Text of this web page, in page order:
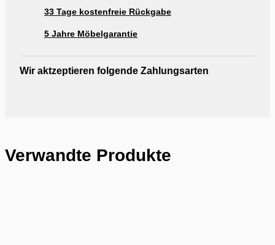
33 Tage kostenfreie Rückgabe
5 Jahre Möbelgarantie
Wir aktzeptieren folgende Zahlungsarten
Verwandte Produkte